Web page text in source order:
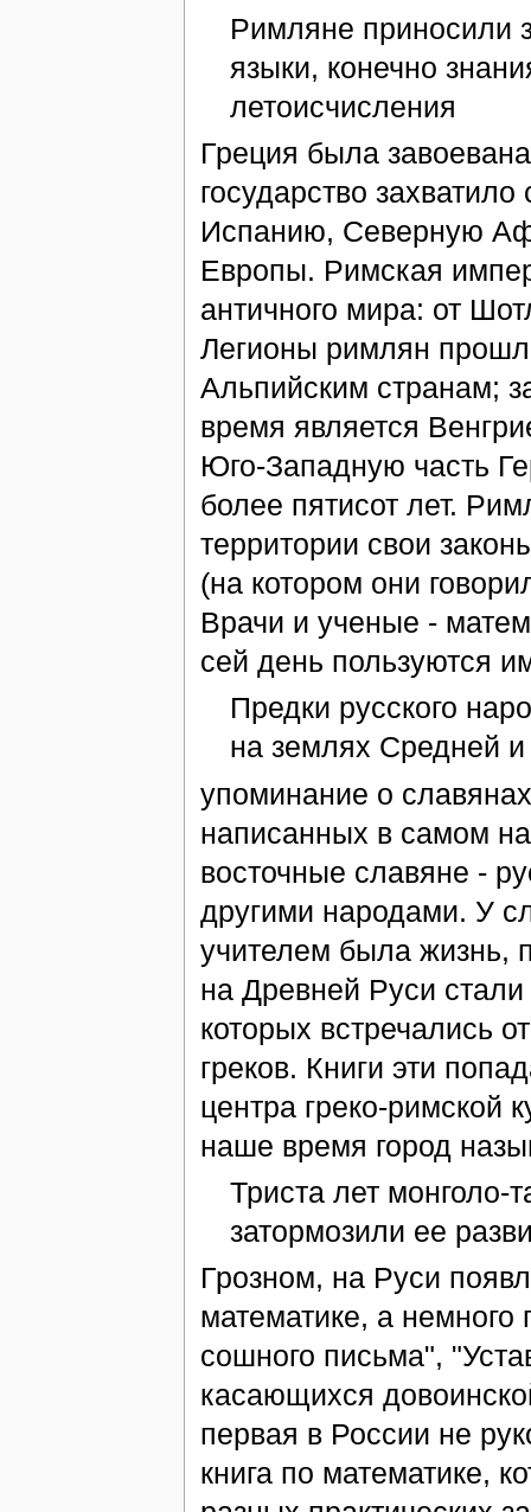
Римляне приносили
языки, конечно
летоисчисления
Греция была
государство
Испанию, Северную
Европы. Римская
античного мира: от
Легионы римлян
Альпийским странам;
время является
Юго-Западную часть
более пятисот лет.
территории свои
(на котором они
Врачи и ученые -
сей день пользуются
Предки русского
на землях Средней
упоминание о
написанных в самом
восточные славяне -
другими народами. У
учителем была жизнь,
на Древней Руси стали
которых встречались
греков. Книги эти
центра греко-римской
наше время город
Триста лет монголо-
затормозили ее
Грозном, на Руси
математике, а немного
сошного письма",
касающихся
первая в России не
книга по математике,